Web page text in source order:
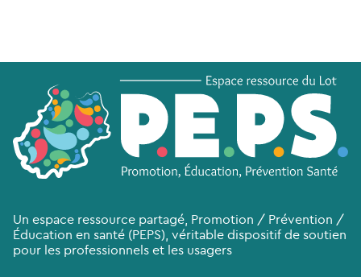
Un espace ressource partagé, Promotion / Prévention /
Éducation en santé (PEPS), véritable dispositif de soutien
pour les professionnels et les usagers